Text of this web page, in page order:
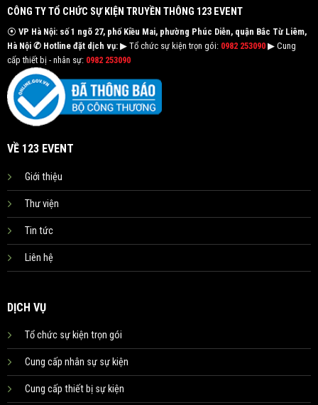
CÔNG TY TỔ CHỨC SỰ KIỆN TRUYỀN THÔNG 123 EVENT
⦿ VP Hà Nội: số 1 ngõ 27, phố Kiều Mai, phường Phúc Diễn, quận Bắc Từ Liêm,
Hà Nội ✆ Hotline đặt dịch vụ:▶ Tổ chức sự kiện trọn gói: 0982 253090▶ Cung
cấp thiết bị - nhân sự: 0982 253090
VỀ 123 EVENT
Giới thiệu
Thư viện
Tin tức
Liên hệ
DỊCH VỤ
Tổ chức sự kiện trọn gói
Cung cấp nhân sự sự kiện
Cung cấp thiết bị sự kiện